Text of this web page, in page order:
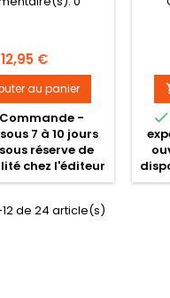
Prix
12,95 €
au panier
-
7 à 10 jours
réserve de
chez l'éditeur

de 24 article(s)